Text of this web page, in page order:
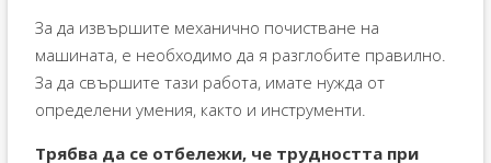
За да извършите механично почистване на
машината, е необходимо да я разглобите правилно.
За да свършите тази работа, имате нужда от
определени умения, както и инструменти.
Трябва да се отбележи, че трудността при